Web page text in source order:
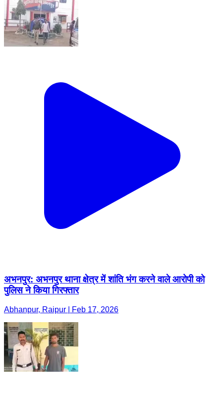
अभनपुर: अभनपुर थाना क्षेत्र में शांति भंग करने वाले आरोपी को
पुलिस ने किया गिरफ्तार
Abhanpur, Raipur | Feb 17, 2026